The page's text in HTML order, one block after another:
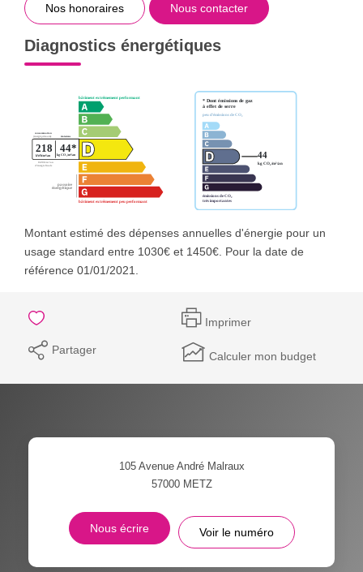
Nos honoraires Nous contacter
Diagnostics énergétiques
Montant estimé des dépenses annuelles d'énergie pour un
usage standard entre 1030€ et 1450€. Pour la date de
référence 01/01/2021.
Imprimer
Partager Calculer mon budget
105 Avenue André Malraux
57000 METZ
Nous écrire Voir le numéro